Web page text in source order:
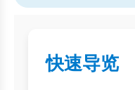
快速导览